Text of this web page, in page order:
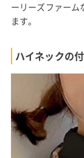
ーリーズファーム
ます。
ハイネックの